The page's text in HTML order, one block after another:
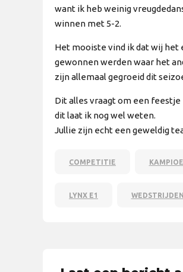
want ik heb weinig
winnen met 5-2.
Het mooiste vind ik dat wij
gewonnen werden waar het
zijn allemaal gegroeid dit
Dit alles vraagt om een
dit laat ik nog wel weten.
Jullie zijn echt een geweldig
COMPETITIE
LYNX E1 WEDSTRIJDEN